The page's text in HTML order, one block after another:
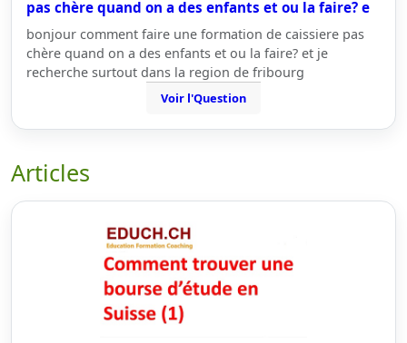
pas chère quand on a des enfants et ou la faire? e
bonjour comment faire une formation de caissiere pas
chère quand on a des enfants et ou la faire? et je
recherche surtout dans la region de fribourg
Voir l'Question
Articles